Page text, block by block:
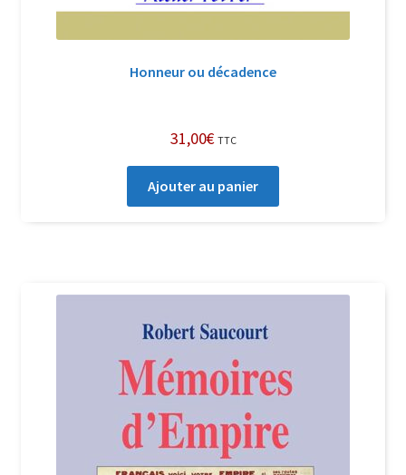
Honneur ou décadence
31,00€ TTC
Ajouter au panier